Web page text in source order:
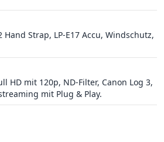
Hand Strap, LP-E17 Accu, Windschutz,
HD mit 120p, ND-Filter, Canon Log 3,
mit Plug & Play.